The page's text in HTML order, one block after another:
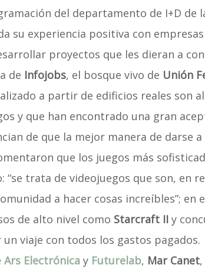
del departamento de I+D de
su experiencia positiva con
proyectos que les dieran a
de Infojobs, el bosque vivo de Unión
a partir de edificios reales son
y que han encontrado una gran
de que la mejor manera de darse
que los juegos más
trata de videojuegos que son, en
a hacer cosas increíbles”; en
de alto nivel como Starcraft IIy
viaje con todos los gastos pagados.
Ars Electrónica y Futurelab, Mar Canet,